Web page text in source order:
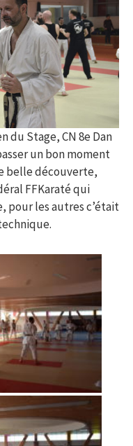
du Stage, CN 8e Dan
un bon moment
belle découverte,
FFKaraté qui
pour les autres c’était